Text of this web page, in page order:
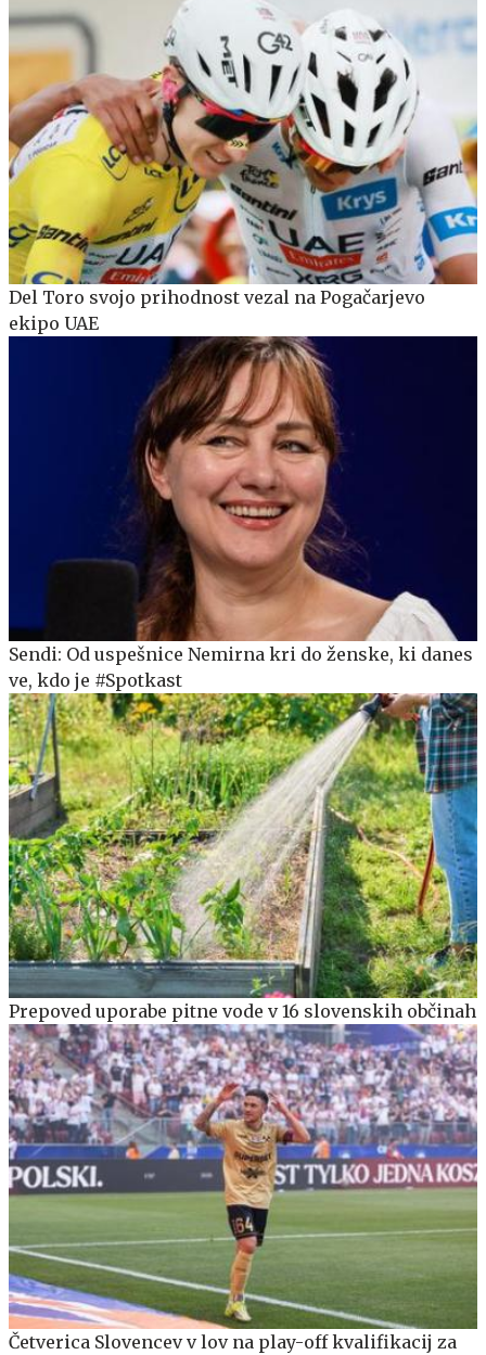
Del Toro svojo prihodnost vezal na Pogačarjevo
ekipo UAE
Sendi: Od uspešnice Nemirna kri do ženske, ki danes
ve, kdo je #Spotkast
Prepoved uporabe pitne vode v 16 slovenskih občinah
Četverica Slovencev v lov na play-off kvalifikacij za